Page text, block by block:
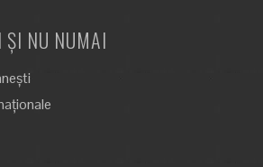
ȘI NU NUMAI